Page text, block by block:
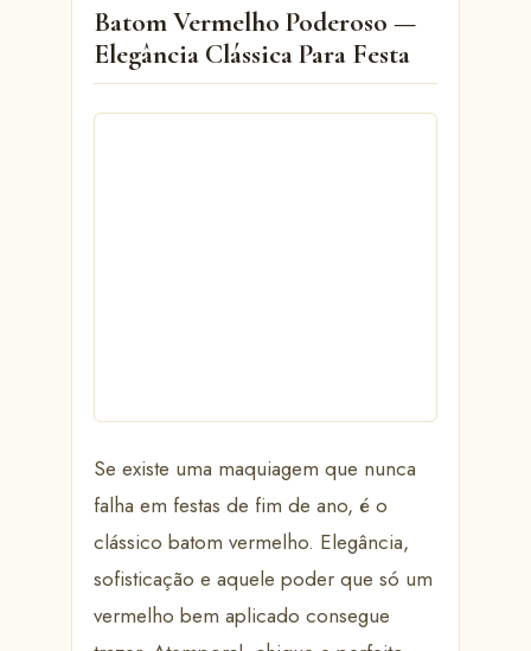
Batom Vermelho Poderoso —
Elegância Clássica Para Festa
Se existe uma maquiagem que nunca
falha em festas de fim de ano, é o
clássico batom vermelho. Elegância,
sofisticação e aquele poder que só um
vermelho bem aplicado consegue